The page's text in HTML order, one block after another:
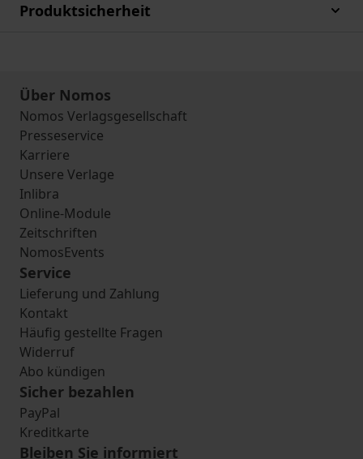
Produktsicherheit
Über Nomos
Nomos Verlagsgesellschaft
Presseservice
Karriere
Unsere Verlage
Inlibra
Online-Module
Zeitschriften
NomosEvents
Service
Lieferung und Zahlung
Kontakt
Häufig gestellte Fragen
Widerruf
Abo kündigen
Sicher bezahlen
PayPal
Kreditkarte
Bleiben Sie informiert